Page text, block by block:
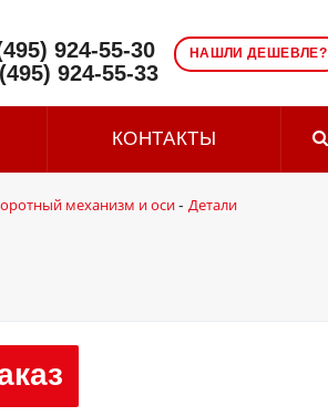
НАШЛИ ДЕШЕВЛЕ?
924-55-30
924-55-33
КОНТАКТЫ
механизм и оси- Детали